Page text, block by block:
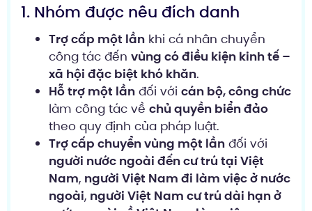
1. Nhóm được nêu đích danh
Trợ cấp một lần khi cá nhân chuyển
công tác đến vùng có điều kiện kinh tế –
xã hội đặc biệt khó khăn.
Hỗ trợ một lần đối với cán bộ, công chức
làm công tác về chủ quyền biển đảo
theo quy định của pháp luật.
Trợ cấp chuyển vùng một lần đối với
người nước ngoài đến cư trú tại Việt
Nam, người Việt Nam đi làm việc ở nước
ngoài, người Việt Nam cư trú dài hạn ở